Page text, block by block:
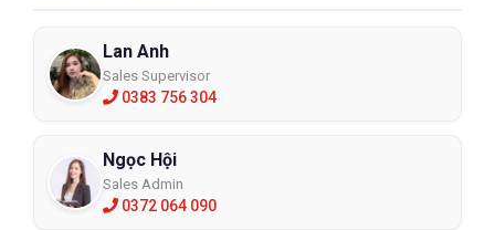
Lan Anh
Sales Supervisor
0383 756 304
Ngọc Hội
Sales Admin
0372 064 090